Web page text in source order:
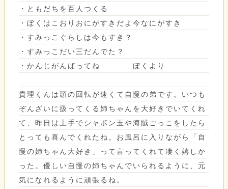
・ともだちを百人つくる
・ぼくはこおりおにがすきだよ今なにがすき
・すみっこぐらしは今もすき？
・すみっこだい三だんでた？
・かんじがんばってね ぼくより
貴理くんは頭の回転が速くて自慢の弟です。いつも
ぞんざいに扱ってくる姉ちゃんを大好きでいてくれ
て、昨日は土手でシャボン玉や海賊ごっこをしたら
とっても喜んでくれたね。お風呂に入りながら「自
慢の姉ちゃん大好き」って言ってくれて凄く嬉しか
った。優しい自慢の姉ちゃんでいられるように、元
気になれるように頑張るね。